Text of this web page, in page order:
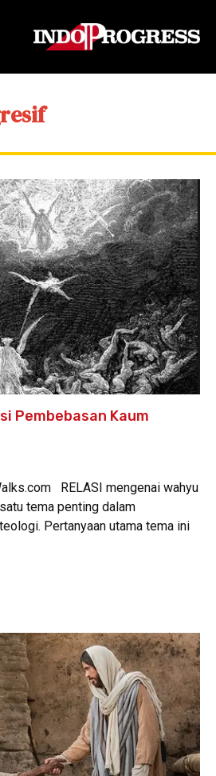
Pembebasan Kaum
RELASI mengenai wahyu
tema penting dalam
Pertanyaan utama tema ini